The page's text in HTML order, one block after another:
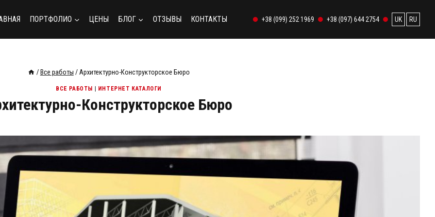
ПОРТФОЛИО ЦЕНЫ БЛОГ ОТЗЫВЫ КОНТАКТЫ +38 (099) 252 1969 +38 (097) 644 2754 UK RU
/ Все работы /Архитектурно-Конструкторское Бюро
ВСЕ РАБОТЫ | ИНТЕРНЕТ КАТАЛОГИ
Конструкторское Бюро